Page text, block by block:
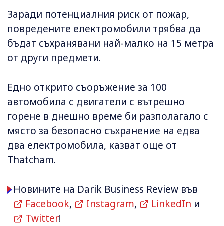
Заради потенциалния риск от пожар,
повредените електромобили трябва да
бъдат съхранявани най-малко на 15 метра
от други предмети.
Едно открито съоръжение за 100
автомобила с двигатели с вътрешно
горене в днешно време би разполагало с
място за безопасно съхранение на едва
два електромобила, казват още от
Thatcham.
Новините на Darik Business Review във
Facebook, Instagram, LinkedIn и
Twitter!